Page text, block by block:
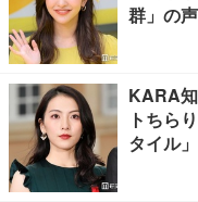
群」の声
KARA
トちら
タイル